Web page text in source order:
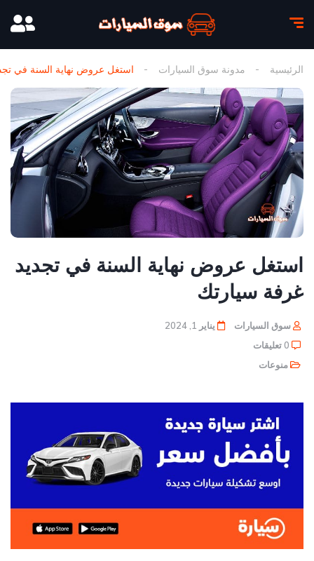
الرئيسية مدونة سوق السيارات استغل عروض نهاية السنة في
استغل عروض نهاية السنة في تجديد
غرفة سيارتك
سوق السيارات
يناير 1, 2024
0 تعليقات
منوعات